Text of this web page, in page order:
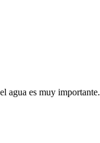
agua es muy importante.